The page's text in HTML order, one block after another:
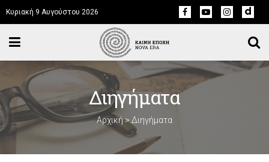
Κυριακή 9 Αυγούστου 2026
Διηγήματα
Αρχική> Διηγήματα